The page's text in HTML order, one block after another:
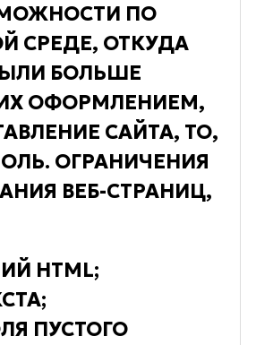
ПО
СРЕДЕ, ОТКУДА
БОЛЬШЕ
ОФОРМЛЕНИЕМ,
САЙТА, ТО,
ОГРАНИЧЕНИЯ
ВЕБ-СТРАНИЦ,
HTML;
ПУСТОГО